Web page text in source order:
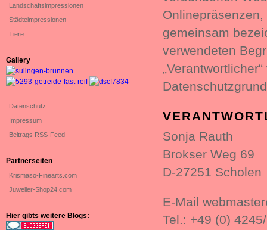
gemeinsam
verwendeten
Sonja Rauth
Brokser Weg 69
D-27251 Scholen
E-Mail
Tel.: +49 (0)
Landschaftsimpressionen
Städteimpressionen
Tiere
Gallery
Datenschutz
Impressum
Beitrags RSS-Feed
Partnerseiten
Krismaso-Finearts.com
Juwelier-Shop24.com
Hier gibts weitere Blogs: